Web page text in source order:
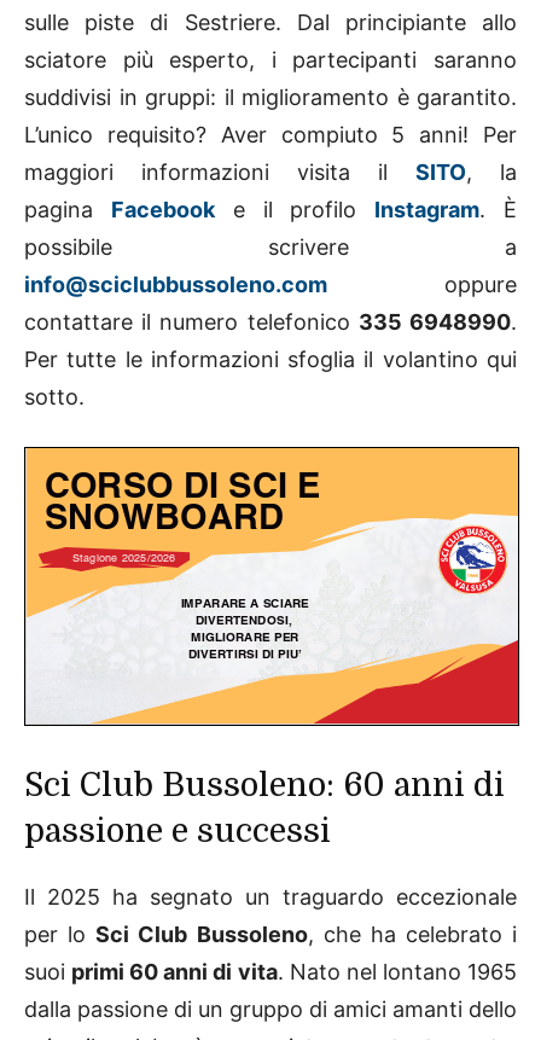
sulle piste di Sestriere. Dal principiante allo
sciatore più esperto, i partecipanti saranno
suddivisi in gruppi: il miglioramento è garantito.
L’unico requisito? Aver compiuto 5 anni! Per
maggiori informazioni visita il SITO, la
pagina Facebooke il profilo Instagram. È
possibile scrivere a
info@sciclubbussoleno.com oppure
contattare il numero telefonico 335 6948990.
Per tutte le informazioni sfoglia il volantino qui
sotto.
Sci Club Bussoleno: 60 anni di
passione e successi
Il 2025 ha segnato un traguardo eccezionale
per loSci Club Bussoleno, che ha celebrato i
suoi primi 60 anni di vita. Nato nel lontano 1965
dalla passione di un gruppo di amici amanti dello